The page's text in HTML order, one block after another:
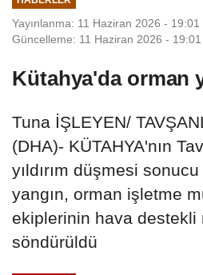
Yayınlanma: 11 Haziran 2026 - 19:01
Güncelleme: 11 Haziran 2026 - 19:01
Kütahya'da orman
Tuna İŞLEYEN/
(DHA)- KÜTAHYA'nın
yıldırım düşmesi
yangın, orman işletme
ekiplerinin hava destekli
söndürüldü